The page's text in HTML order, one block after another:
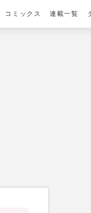
コミックス 連載一覧